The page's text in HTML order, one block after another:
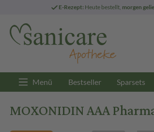
E-Rezept: Heute bestellt, morgen
Menü Bestseller Sparsets
MOXONIDIN AAA